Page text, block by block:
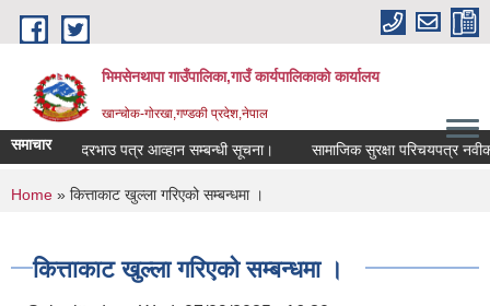
Skip to main content
भिमसेनथापा गाउँपालिका,गाउँ कार्यपालिकाकाे कार्यालय
खान्चोक-गाेरखा,गण्डकी प्रदेश,नेपाल
समाचार
लागि दरभाउ पत्र आव्हान सम्बन्धी सूचना। सामाजिक सुरक्षा परिचयपत्र नवीकरण
You are here
Home » कित्ताकाट खुल्ला गरिएको सम्बन्धमा ।
कित्ताकाट खुल्ला गरिएको सम्बन्धमा ।